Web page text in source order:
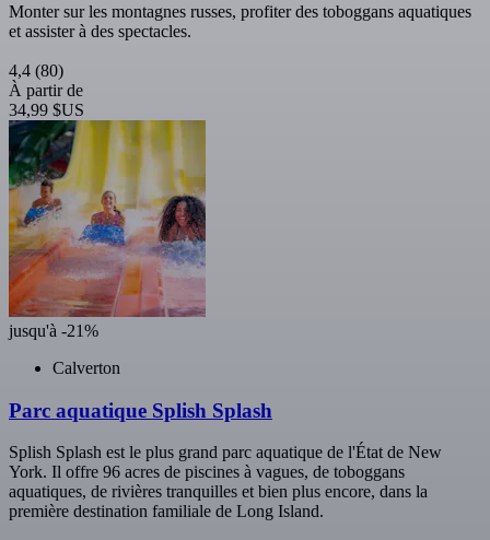
Monter sur les montagnes russes, profiter des toboggans aquatiques
et assister à des spectacles.
4,4 (80)
À partir de
34,99 $US
jusqu'à -21%
Calverton
Parc aquatique Splish Splash
Splish Splash est le plus grand parc aquatique de l'État de New
York. Il offre 96 acres de piscines à vagues, de toboggans
aquatiques, de rivières tranquilles et bien plus encore, dans la
première destination familiale de Long Island.